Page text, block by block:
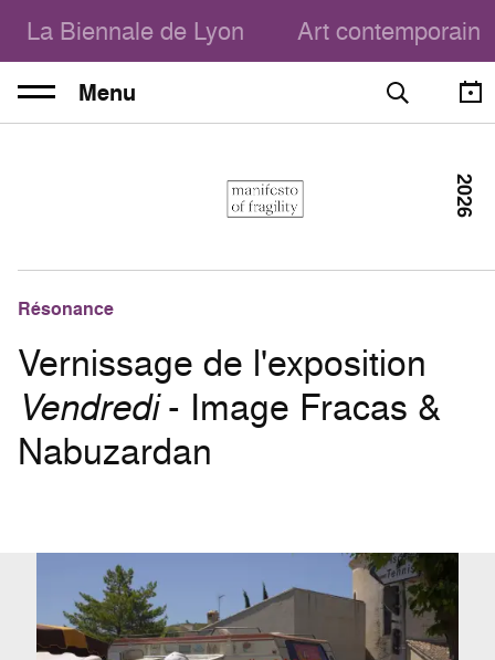
La Biennale de Lyon Art contemporain
Menu
Résonance
Vernissage de l'exposition
Vendredi- Image Fracas &
Nabuzardan
2026